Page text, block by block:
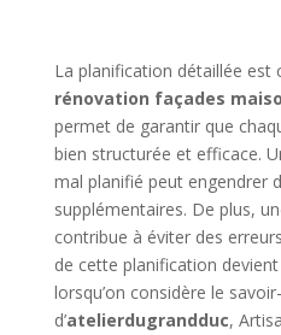
La planification détaillée est
rénovation façades
permet de garantir que
bien structurée et efficace.
mal planifié peut engendrer
supplémentaires. De plus,
contribue à éviter des
de cette planification
lorsqu’on considère le
d’atelierdugrandduc,